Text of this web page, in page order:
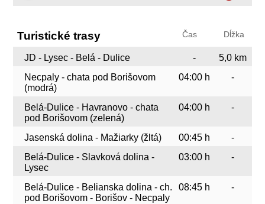
Turistické trasy Čas Dĺžka
JD - Lysec - Belá - Dulice -
5,0 km
Necpaly - chata pod Borišovom
(modrá)
04:00 h -
Belá-Dulice - Havranovo - chata
pod Borišovom (zelená)
04:00 h -
Jasenská dolina - Mažiarky (žltá) 00:45 h
-
Belá-Dulice - Slavková dolina -
Lysec
03:00 h -
Belá-Dulice - Belianska dolina - ch.
pod Borišovom - Borišov - Necpaly
08:45 h -